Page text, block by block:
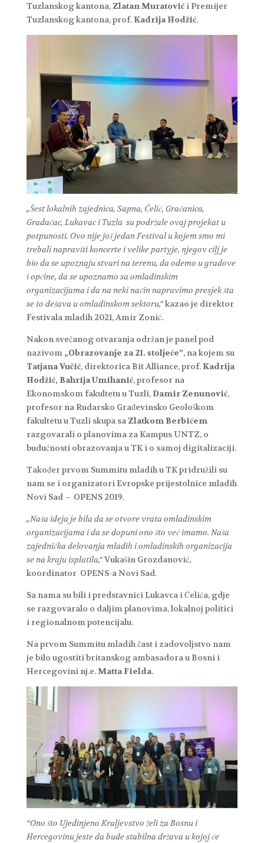
Tuzlanskog kantona, Zlatan Muratovići Premijer
Tuzlanskog kantona, prof.Kadrija Hodžić.
„Šest lokalnih zajednica, Sapna, Čelić, Gračanica,
Gradačac, Lukavac i Tuzla su podržale ovaj projekat u
potpunosti. Ovo nije još jedan Festival u kojem smo mi
trebali napraviti koncerte i velike partyje, njegov cilj je
bio da se upoznaju stvari na terenu, da odemo u gradove
i općine, da se upoznamo sa omladinskim
organizacijama i da na neki način napravimo presjek šta
se to dešava u omladinskom sektoru,“kazao je direktor
Festivala mladih 2021, Amir Zonić.
Nakon svečanog otvaranja održan je panel pod
nazivom „Obrazovanje za 21. stoljeće”, na kojem su
Tatjana Vučić, direktorica Bit Alliance, prof.Kadrija
Hodžić, Bahrija Umihanić, profesor na
Ekonomskom fakultetu u Tuzli,Damir Zenunović,
profesor na Rudarsko Građevinsko Geološkom
fakultetu u Tuzli skupa sa Zlatkom Berbićem
razgovarali o planovima za Kampus UNTZ, o
budućnosti obrazovanja u TK i o samoj digitalizaciji.
Također prvom Summitu mladih u TK pridružili su
nam se i organizatori Evropske prijestolnice mladih
Novi Sad – OPENS 2019.
„Naša ideja je bila da se otvore vrata omladinskim
organizacijama i da se dopuni ono što već imamo. Naša
zajednička delovanja mladih i omladinskih organizacija
se na kraju isplatila,“Vukašin Grozdanović,
koordinator OPENS-a Novi Sad.
Sa nama su bili i predstavnici Lukavca i Čelića, gdje
se razgovaralo o daljim planovima, lokalnoj politici
i regionalnom potencijalu.
Na prvom Summitu mladih čast i zadovoljstvo nam
je bilo ugostiti britanskog ambasadora u Bosni i
Hercegovini nj.e.Matta Fielda.
“Ono što Ujedinjeno Kraljevstvo želi za Bosnu i
Hercegovinu jeste da bude stabilna država u kojoj će